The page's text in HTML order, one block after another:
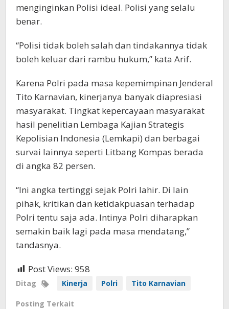
menginginkan Polisi ideal. Polisi yang selalu
benar.
“Polisi tidak boleh salah dan tindakannya tidak
boleh keluar dari rambu hukum,” kata Arif.
Karena Polri pada masa kepemimpinan Jenderal
Tito Karnavian, kinerjanya banyak diapresiasi
masyarakat. Tingkat kepercayaan masyarakat
hasil penelitian Lembaga Kajian Strategis
Kepolisian Indonesia (Lemkapi) dan berbagai
survai lainnya seperti Litbang Kompas berada
di angka 82 persen.
“Ini angka tertinggi sejak Polri lahir. Di lain
pihak, kritikan dan ketidakpuasan terhadap
Polri tentu saja ada. Intinya Polri diharapkan
semakin baik lagi pada masa mendatang,”
tandasnya.
Post Views: 958
Ditag Kinerja Polri Tito Karnavian
Posting Terkait